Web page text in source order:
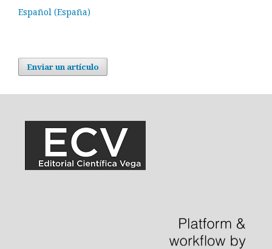
Español (España)
Enviar un artículo